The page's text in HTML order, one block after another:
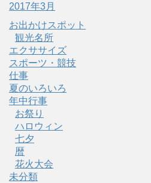
2017年3月
お出かけスポット
観光名所
エクササイズ
スポーツ・競技
仕事
夏のいろいろ
年中行事
お祭り
ハロウィン
七夕
暦
花火大会
未分類